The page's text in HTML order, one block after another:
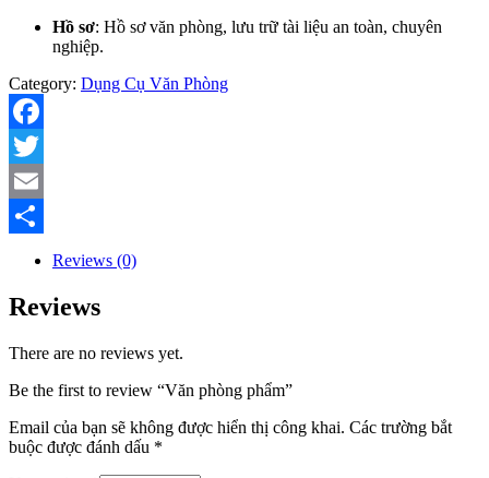
Hồ sơ: Hồ sơ văn phòng, lưu trữ tài liệu an toàn, chuyên
nghiệp.
Category: Dụng Cụ Văn Phòng
Facebook
Twitter
Email
Reviews (0)
Reviews
There are no reviews yet.
Be the first to review “Văn phòng phẩm”
Email của bạn sẽ không được hiển thị công khai. Các trường bắt
buộc được đánh dấu *